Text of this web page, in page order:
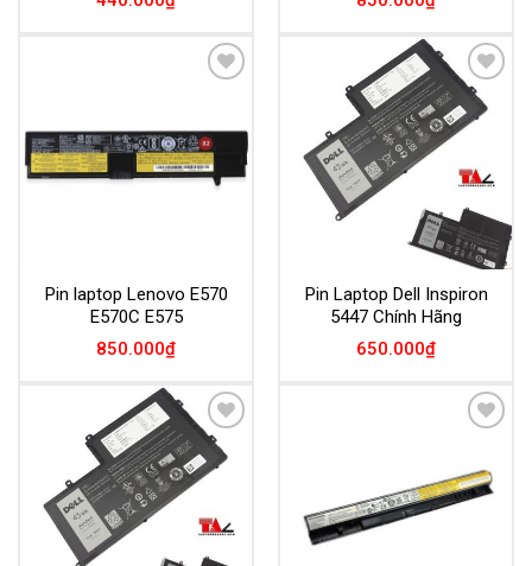
Pin laptop Lenovo E570
E570C E575
850.000₫
Add to
Wishlist
Pin Laptop Dell Inspiron
5447 Chính Hãng
650.000₫
Add to
Wishlist